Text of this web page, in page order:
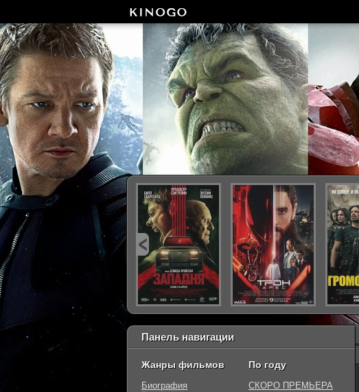
Панель навигации
Жанры фильмов
Биография
По году
СКОРО ПРЕМЬЕРА